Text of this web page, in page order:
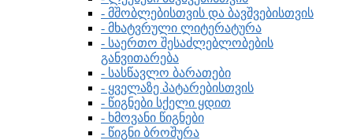
- მშობლებისთვის და ბავშვებისთვის
- მხატვრული ლიტერატურა
- საერთო შესაძლებლობების
განვითარება
- სასწავლო ბარათები
- ყველაზე პატარებისთვის
- წიგნები სქელი ყდით
- ხმოვანი წიგნები
- წიგნი ბროშურა